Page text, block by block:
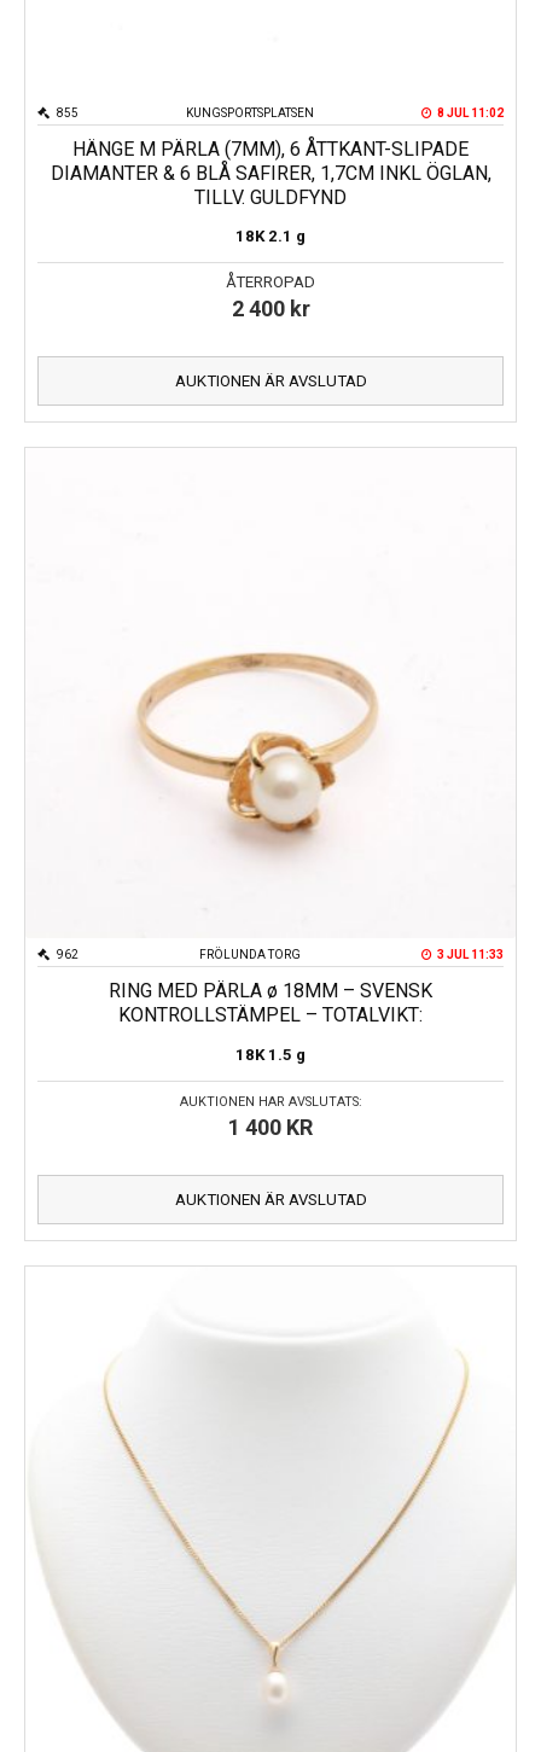
KUNGSPORTSPLATSEN
855 8 JUL 11:02
HÄNGE M PÄRLA (7MM), 6 ÅTTKANT-SLIPADE
DIAMANTER & 6 BLÅ SAFIRER, 1,7CM INKL ÖGLAN,
TILLV. GULDFYND
18K 2.1 g
ÅTERROPAD
2 400 kr
AUKTIONEN ÄR AVSLUTAD
FRÖLUNDA TORG
962 3 JUL 11:33
RING MED PÄRLA ø 18MM – SVENSK
KONTROLLSTÄMPEL – TOTALVIKT:
18K 1.5 g
AUKTIONEN HAR AVSLUTATS:
1 400 KR
AUKTIONEN ÄR AVSLUTAD